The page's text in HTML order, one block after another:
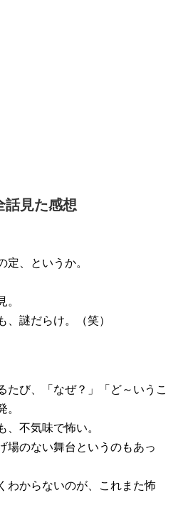
話見た感想
定、というか。
。
、謎だらけ。（笑）
たび、「なぜ？」「ど～いうこ
。
、不気味で怖い。
場のない舞台というのもあっ
わからないのが、これまた怖